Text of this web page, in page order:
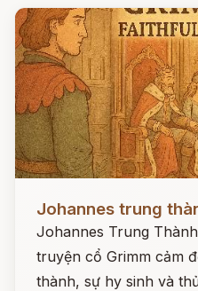
Johannes trung
Johannes Trung
truyện cổ Grimm cảm
thành, sự hy sinh và